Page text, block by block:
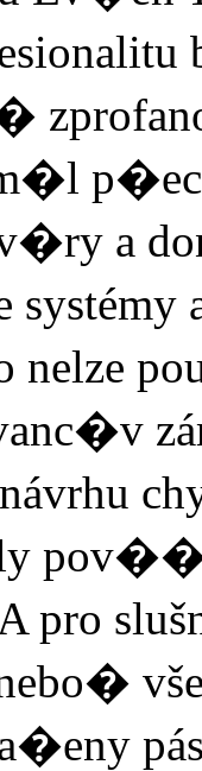
a
nelze
pro